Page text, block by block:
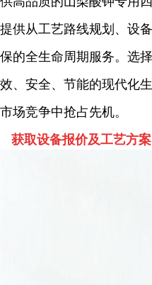
提供从工艺路线规划、设
保的全生命周期服务。选
效、安全、节能的现代化
市场竞争中抢占先机。
获取设备报价及工艺方